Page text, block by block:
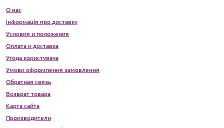
О нас
Інформація про доставку
Условия и положения
Оплата и доставка
Угода користувача
Умови оформлення замовлення
Обратная связь
Возврат товара
Карта сайта
Производители